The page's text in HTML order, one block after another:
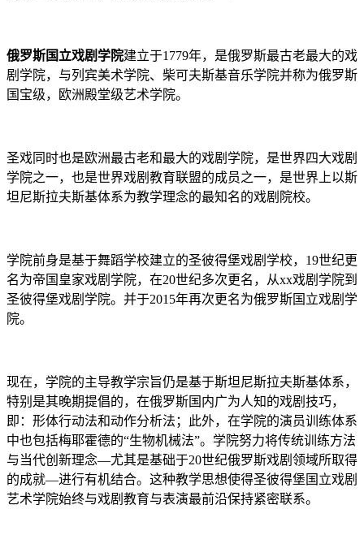
俄罗斯国立戏剧学院建立于1779年，是俄罗斯最古老最大的戏
剧学院，与列宾美术学院、柴可夫斯基音乐学院并称为俄罗斯
国宝级，欧洲殿堂级艺术学院。
圣戏同时也是欧洲最古老和最大的戏剧学院，是世界四大戏剧
学院之一，也是世界戏剧教育联盟的成员之一，是世界上以斯
坦尼斯拉夫斯基体系为教学理念的最知名的戏剧院校。
学院前身是基于舞蹈学校建立的圣彼得堡戏剧学校，19世纪更
名为帝国皇家戏剧学院，在20世纪多次更名，从xx戏剧学院到
圣彼得堡戏剧学院。并于2015年再次更名为俄罗斯国立戏剧学
院。
现在，学院的主导教学宗旨仍是基于斯坦尼斯拉夫斯基体系，
特别是其晚期提倡的，在俄罗斯国内广为人知的戏剧技巧，
即：形体行动法和动作分析法；此外，在学院的演员训练体系
中也包括梅耶霍德的“生物机械法”。学院努力将传统训练方法
与当代创新理念—尤其是基础于20世纪俄罗斯戏剧领域所取得
的成就—进行有机结合。这种教学思想使得圣彼得堡国立戏剧
艺术学院始终与戏剧教育与表演最前沿保持紧密联系。